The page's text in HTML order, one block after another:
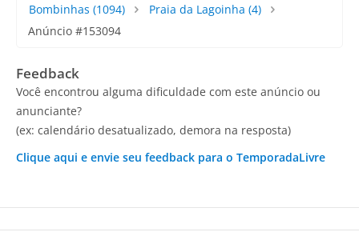
Bombinhas (1094) Praia da Lagoinha (4)
Anúncio #153094
Feedback
Você encontrou alguma dificuldade com este anúncio ou
anunciante?
(ex: calendário desatualizado, demora na resposta)
Clique aqui e envie seu feedback para o TemporadaLivre